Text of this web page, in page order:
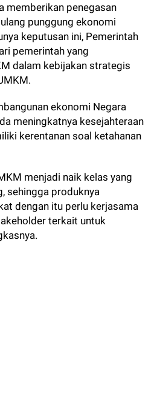
memberikan penegasan
punggung ekonomi
keputusan ini, Pemerintah
pemerintah yang
dalam kebijakan strategis
ekonomi Negara
meningkatnya kesejahteraan
kerentanan soal ketahanan
menjadi naik kelas yang
sehingga produknya
dengan itu perlu kerjasama
terkait untuk